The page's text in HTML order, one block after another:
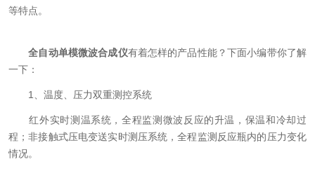
等特点。
全自动单模微波合成仪有着怎样的产品性能？下面小编带你了解
一下：
1、温度、压力双重测控系统
红外实时测温系统，全程监测微波反应的升温，保温和冷却过
程；非接触式压电变送实时测压系统，全程监测反应瓶内的压力变化
情况。